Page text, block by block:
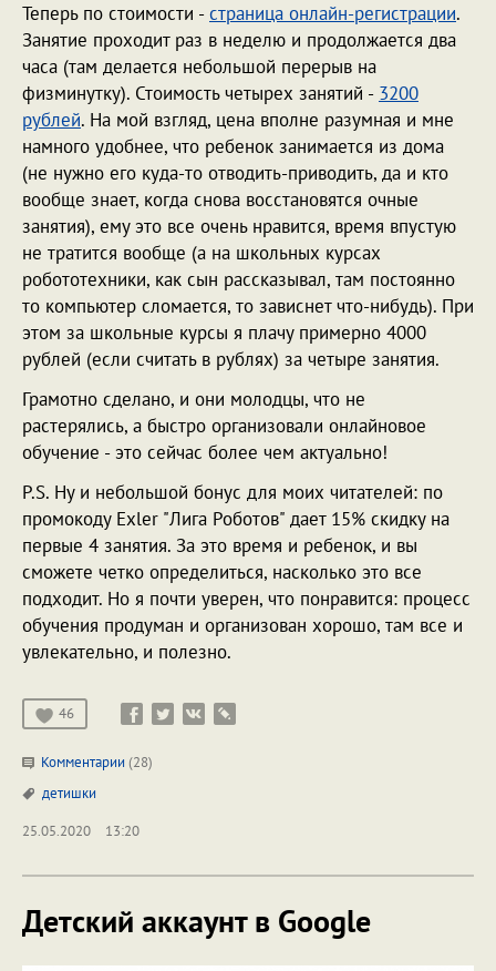
Теперь по стоимости -страница онлайн-регистрации.
Занятие проходит раз в неделю и продолжается два
часа (там делается небольшой перерыв на
физминутку). Стоимость четырех занятий - 3200
рублей. На мой взгляд, цена вполне разумная и мне
намного удобнее, что ребенок занимается из дома
(не нужно его куда-то отводить-приводить, да и кто
вообще знает, когда снова восстановятся очные
занятия), ему это все очень нравится, время впустую
не тратится вообще (а на школьных курсах
робототехники, как сын рассказывал, там постоянно
то компьютер сломается, то зависнет что-нибудь). При
этом за школьные курсы я плачу примерно 4000
рублей (если считать в рублях) за четыре занятия.
Грамотно сделано, и они молодцы, что не
растерялись, а быстро организовали онлайновое
обучение - это сейчас более чем актуально!
P.S. Ну и небольшой бонус для моих читателей: по
промокоду Exler "Лига Роботов" дает 15% скидку на
первые 4 занятия. За это время и ребенок, и вы
сможете четко определиться, насколько это все
подходит. Но я почти уверен, что понравится: процесс
обучения продуман и организован хорошо, там все и
увлекательно, и полезно.
46
Комментарии (28)
детишки
25.05.2020
13:20
Детский аккаунт в Google